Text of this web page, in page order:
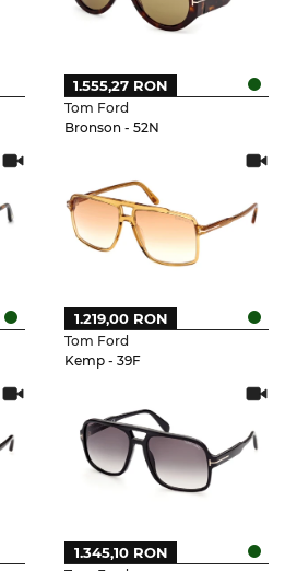
Tom Ford
Bronson - 52N
1.555,27 RON
Tom Ford
Kemp - 39F
1.219,00 RON
1.345,10 RON